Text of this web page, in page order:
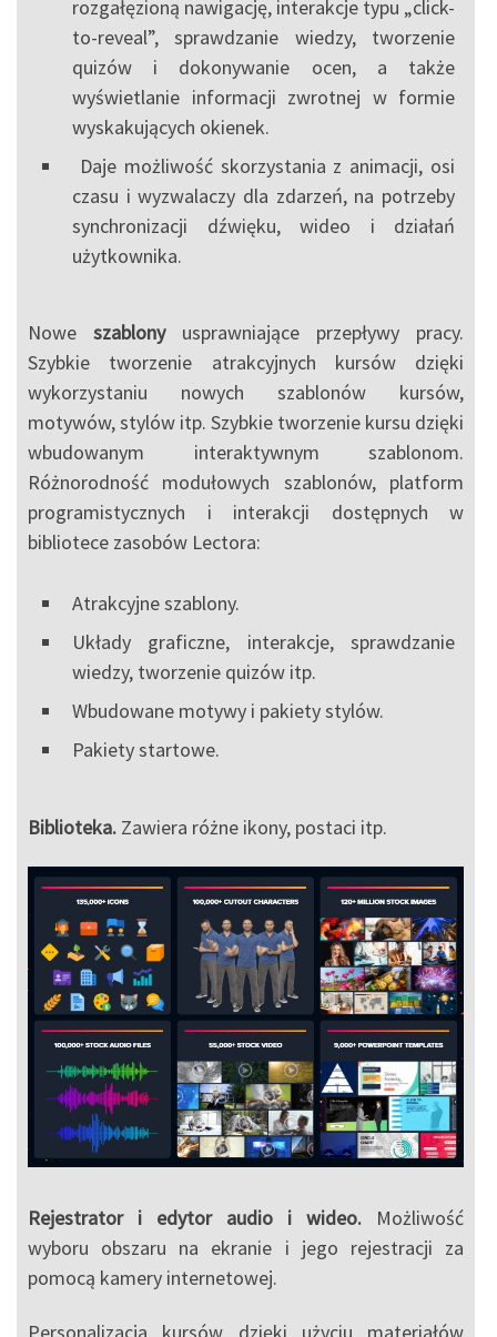
rozgałęzioną nawigację, interakcje typu „click-
to-reveal”, sprawdzanie wiedzy, tworzenie
quizów i dokonywanie ocen, a także
wyświetlanie informacji zwrotnej w formie
wyskakujących okienek.
Daje możliwość skorzystania z animacji, osi
czasu i wyzwalaczy dla zdarzeń, na potrzeby
synchronizacji dźwięku, wideo i działań
użytkownika.
Nowe szablonyusprawniające przepływy pracy.
Szybkie tworzenie atrakcyjnych kursów dzięki
wykorzystaniu nowych szablonów kursów,
motywów, stylów itp. Szybkie tworzenie kursu dzięki
wbudowanym interaktywnym szablonom.
Różnorodność modułowych szablonów, platform
programistycznych i interakcji dostępnych w
bibliotece zasobów Lectora:
Atrakcyjne szablony.
Układy graficzne, interakcje, sprawdzanie
wiedzy, tworzenie quizów itp.
Wbudowane motywy i pakiety stylów.
Pakiety startowe.
Biblioteka. Zawiera różne ikony, postaci itp.
Rejestrator i edytor audio i wideo. Możliwość
wyboru obszaru na ekranie i jego rejestracji za
pomocą kamery internetowej.